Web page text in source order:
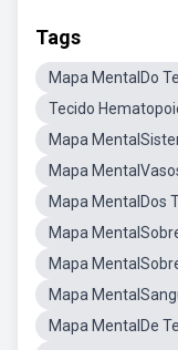
Tags
Mapa MentalDo
Tecido
Mapa
Mapa
Mapa MentalDos
Mapa
Mapa
Mapa
Mapa MentalDe